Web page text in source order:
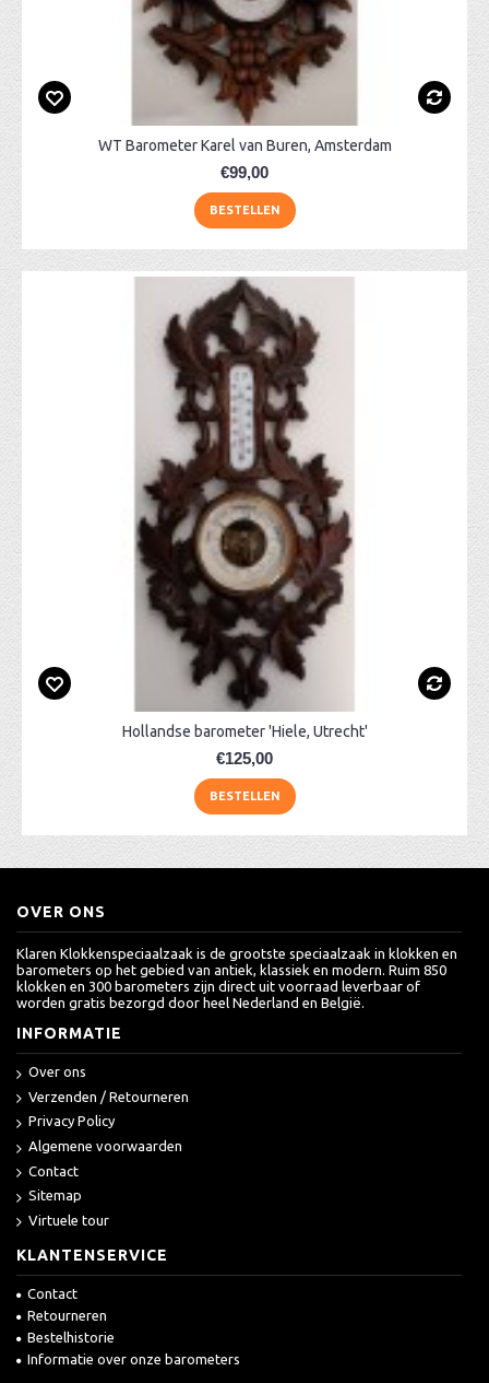
WT Barometer Karel van Buren, Amsterdam
€99,00
BESTELLEN
Hollandse barometer 'Hiele, Utrecht'
€125,00
BESTELLEN
OVER ONS
Klaren Klokkenspeciaalzaak is de grootste speciaalzaak in klokken en
barometers op het gebied van antiek, klassiek en modern. Ruim 850
klokken en 300 barometers zijn direct uit voorraad leverbaar of
worden gratis bezorgd door heel Nederland en België.
INFORMATIE
Over ons
Verzenden / Retourneren
Privacy Policy
Algemene voorwaarden
Contact
Sitemap
Virtuele tour
KLANTENSERVICE
Contact
Retourneren
Bestelhistorie
Informatie over onze barometers